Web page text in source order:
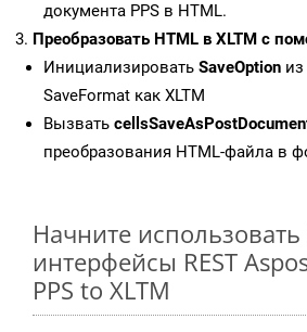
документа PPS в HTML.
Преобразовать HTML в XLTM с
Инициализировать SaveOption
SaveFormat как XLTM
Вызвать
преобразования HTML-файла в
Начните использовать
интерфейсы REST
PPS to XLTM